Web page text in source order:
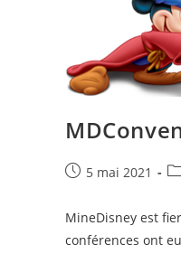
Publication
5 mai 2021
MineDisney est
conférences ont